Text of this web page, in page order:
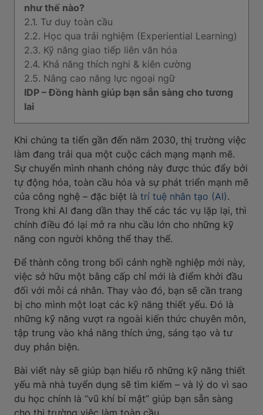
như thế nào?
2.1. Tư duy toàn cầu
2.2. Học qua trải nghiệm (Experiential Learning)
2.3. Kỹ năng giao tiếp liên văn hóa
2.4. Khả năng thích nghi & kiên cường
2.5. Nâng cao năng lực ngoại ngữ
IDP – Đồng hành giúp bạn sẵn sàng cho tương
lai
Khi chúng ta tiến gần đến năm 2030, thị trường việc
làm đang trải qua một cuộc cách mạng mạnh mẽ.
Sự chuyển mình nhanh chóng này được thúc đẩy bởi
tự động hóa, toàn cầu hóa và sự phát triển mạnh mẽ
của công nghệ – đặc biệt là trí tuệ nhân tạo (AI).
Trong khi AI đang dần thay thế các tác vụ lặp lại, thì
chính điều đó lại mở ra nhu cầu lớn cho những kỹ
năng con người không thể thay thế.
Để thành công trong bối cảnh nghề nghiệp mới này,
việc sở hữu một bằng cấp chỉ mới là điểm khởi đầu
đối với mỗi cá nhân. Thay vào đó, bạn sẽ cần trang
bị cho mình một loạt các kỹ năng thiết yếu. Đó là
những kỹ năng vượt ra ngoài kiến thức chuyên môn,
tập trung vào khả năng thích ứng, sáng tạo và tư
duy phản biện.
Bài viết này sẽ giúp bạn hiểu rõ những kỹ năng thiết
yếu mà nhà tuyển dụng sẽ tìm kiếm – và lý do vì sao
du học chính là “vũ khí bí mật” giúp bạn sẵn sàng
cho thị trường việc làm toàn cầu.